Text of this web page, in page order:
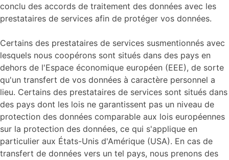
conclu des accords de traitement des données avec les
prestataires de services afin de protéger vos données.
Certains des prestataires de services susmentionnés avec
lesquels nous coopérons sont situés dans des pays en
dehors de l'Espace économique européen (EEE), de sorte
qu'un transfert de vos données à caractère personnel a
lieu. Certains des prestataires de services sont situés dans
des pays dont les lois ne garantissent pas un niveau de
protection des données comparable aux lois européennes
sur la protection des données, ce qui s'applique en
particulier aux États-Unis d'Amérique (USA). En cas de
transfert de données vers un tel pays, nous prenons des